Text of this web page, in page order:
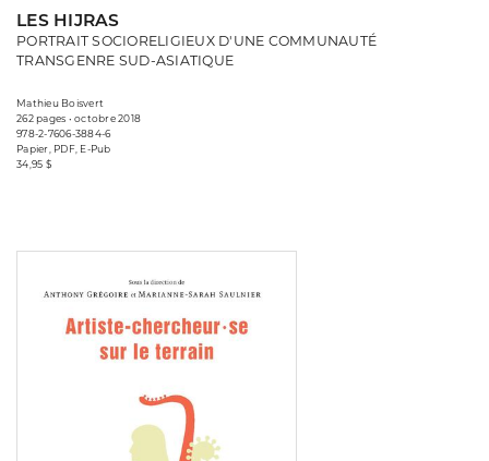
LES HIJRAS
PORTRAIT SOCIORELIGIEUX D'UNE COMMUNAUTÉ
TRANSGENRE SUD-ASIATIQUE
Mathieu Boisvert
262 pages • octobre 2018
978-2-7606-3884-6
Papier, PDF, E-Pub
34,95 $